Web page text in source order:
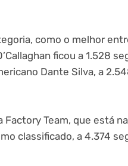
como o melhor
ficou a 1.528
Dante Silva, a
Team, que está
classificado, a 4.374